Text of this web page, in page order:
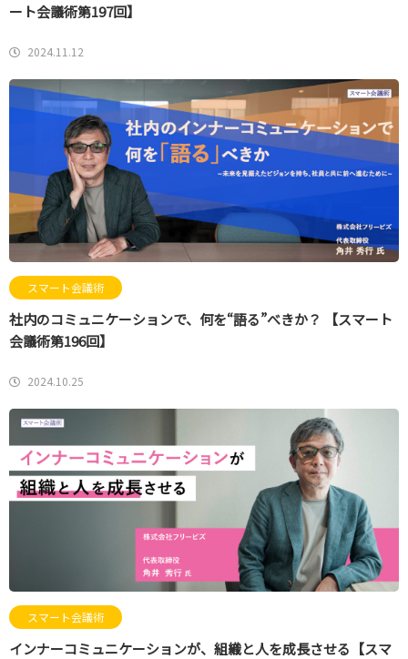
ート会議術第197回】
2024.11.12
スマート会議術
社内のコミュニケーションで、何を“語る”べきか？ 【スマート
会議術第196回】
2024.10.25
スマート会議術
インナーコミュニケーションが、組織と人を成長させる【スマ